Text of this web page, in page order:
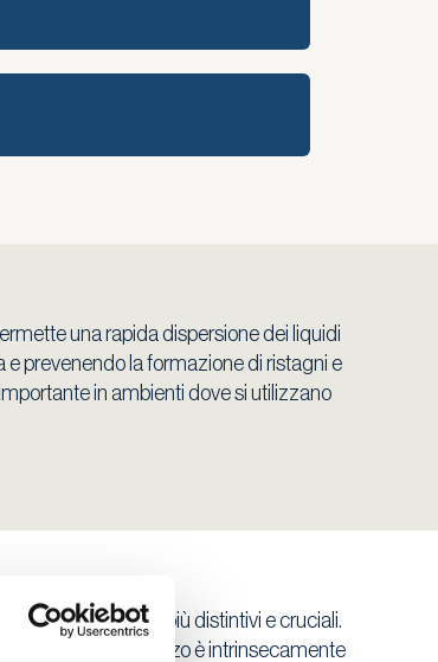
una rapida dispersione dei liquidi
e prevenendo la formazione di ristagni e
in ambienti dove si utilizzano
dei suoi attributi più distintivi e cruciali.
densa, il calcestruzzo è intrinsecamente